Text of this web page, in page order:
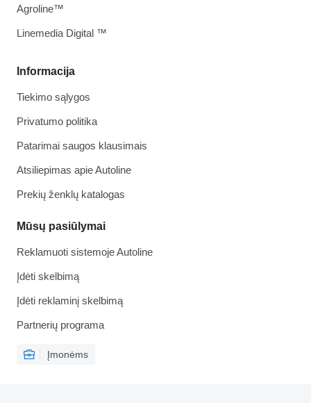
Informacija
Tiekimo sąlygos
Privatumo politika
Patarimai saugos klausimais
Atsiliepimas apie Autoline
Prekių ženklų katalogas
Mūsų pasiūlymai
Reklamuoti sistemoje Autoline
Įdėti skelbimą
Įdėti reklaminį skelbimą
Partnerių programa
Įmonėms
Agroline™
Linemedia Digital ™